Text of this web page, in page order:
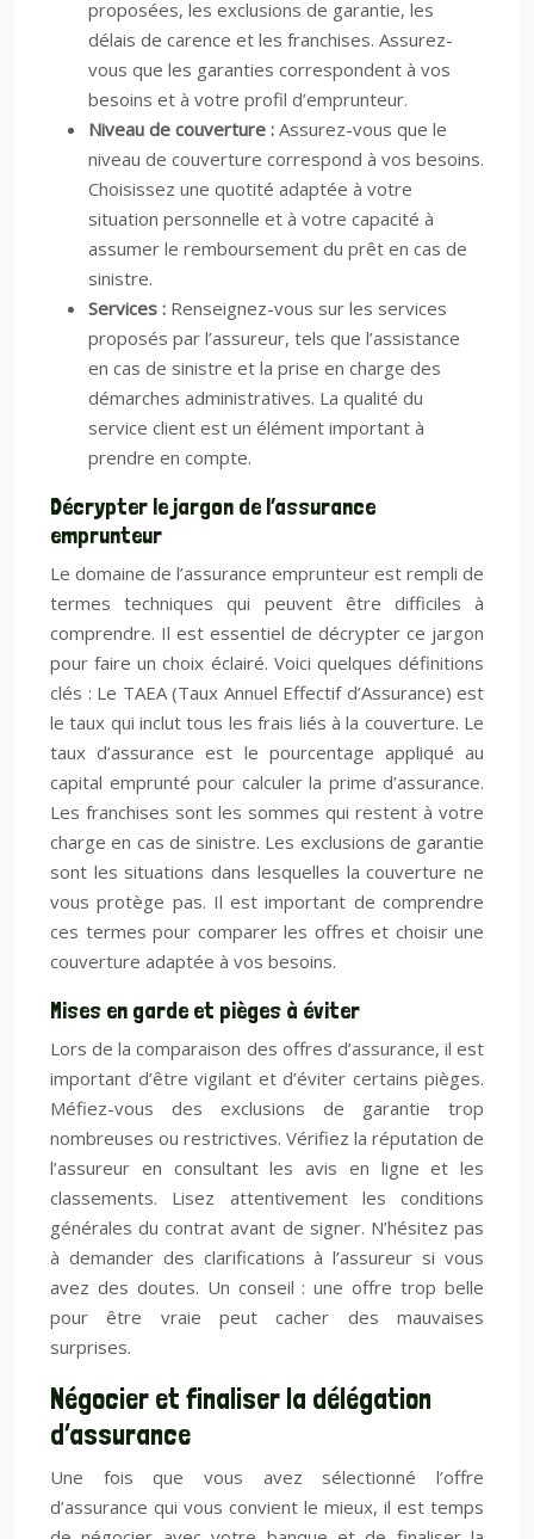
proposées, les exclusions de garantie, les
délais de carence et les franchises. Assurez-
vous que les garanties correspondent à vos
besoins et à votre profil d’emprunteur.
Niveau de couverture : Assurez-vous que le
niveau de couverture correspond à vos besoins.
Choisissez une quotité adaptée à votre
situation personnelle et à votre capacité à
assumer le remboursement du prêt en cas de
sinistre.
Services : Renseignez-vous sur les services
proposés par l’assureur, tels que l’assistance
en cas de sinistre et la prise en charge des
démarches administratives. La qualité du
service client est un élément important à
prendre en compte.
Décrypter le jargon de l’assurance
emprunteur
Le domaine de l’assurance emprunteur est rempli de
termes techniques qui peuvent être difficiles à
comprendre. Il est essentiel de décrypter ce jargon
pour faire un choix éclairé. Voici quelques définitions
clés : Le TAEA (Taux Annuel Effectif d’Assurance) est
le taux qui inclut tous les frais liés à la couverture. Le
taux d’assurance est le pourcentage appliqué au
capital emprunté pour calculer la prime d’assurance.
Les franchises sont les sommes qui restent à votre
charge en cas de sinistre. Les exclusions de garantie
sont les situations dans lesquelles la couverture ne
vous protège pas. Il est important de comprendre
ces termes pour comparer les offres et choisir une
couverture adaptée à vos besoins.
Mises en garde et pièges à éviter
Lors de la comparaison des offres d’assurance, il est
important d’être vigilant et d’éviter certains pièges.
Méfiez-vous des exclusions de garantie trop
nombreuses ou restrictives. Vérifiez la réputation de
l’assureur en consultant les avis en ligne et les
classements. Lisez attentivement les conditions
générales du contrat avant de signer. N’hésitez pas
à demander des clarifications à l’assureur si vous
avez des doutes. Un conseil : une offre trop belle
pour être vraie peut cacher des mauvaises
surprises.
Négocier et finaliser la délégation
d’assurance
Une fois que vous avez sélectionné l’offre
d’assurance qui vous convient le mieux, il est temps